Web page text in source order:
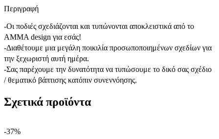
Περιγραφή
-Οι ποδιές σχεδιάζονται και τυπώνονται αποκλειστικά από το
AMMA design για εσάς!
-Διαθέτουμε μια μεγάλη ποικιλία προσωποποιημένων σχεδίων για
την ξεχωριστή αυτή ημέρα.
-Σας παρέχουμε την δυνατότητα να τυπώσουμε το δικό σας σχέδιο
/ θεματικό βάπτισης κατόπιν συνεννόησης.
Σχετικά προϊόντα
-37%